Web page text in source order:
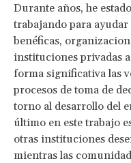
Durante años, he
trabajando para
benéficas,
instituciones privadas
forma significativa las
procesos de toma de
torno al desarrollo del
último en este trabajo
otras instituciones
mientras las